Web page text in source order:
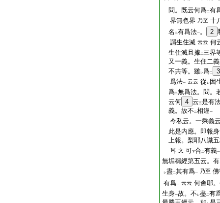
問。既云何爲二有
界無色界 乃至 十
名 二有爲法一。 2
謂生住滅 云云 何
生住滅且據二三界
又一義。生住二
不共等。雖レ爲二
3
爲法一 云云 從 レ 因
爲二無爲法。問。
云何 4 云三是有
義。故不 二相違一
今私云。一乘義
此是内應。即報
上報。梨耶八識
耳 文 可下合二有義一
無垢稱經第五云。
レ盡二其有爲一 乃至
有爲一 云云 何會耶
生身一故。不 レ盡二有